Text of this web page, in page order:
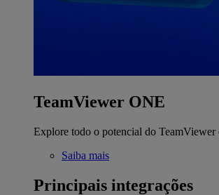
TeamViewer ONE
Explore todo o potencial do TeamViewer
Saiba mais
Principais integrações